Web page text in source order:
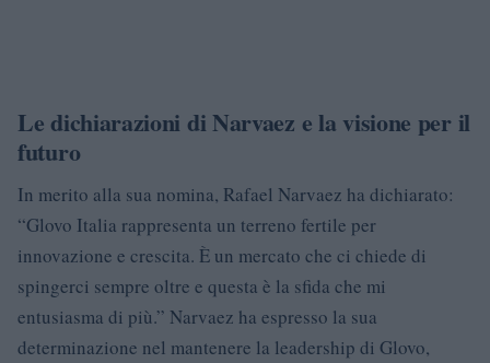
Le dichiarazioni di Narvaez e la visione per il
futuro
In merito alla sua nomina, Rafael Narvaez ha dichiarato:
“Glovo Italia rappresenta un terreno fertile per
innovazione e crescita. È un mercato che ci chiede di
spingerci sempre oltre e questa è la sfida che mi
entusiasma di più.” Narvaez ha espresso la sua
determinazione nel mantenere la leadership di Glovo,